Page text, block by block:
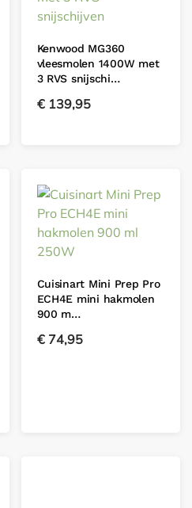
Kenwood MG360
vleesmolen 1400W met
3 RVS snijschi…
€139,95
Cuisinart Mini Prep Pro
ECH4E mini hakmolen
900 m…
€74,95